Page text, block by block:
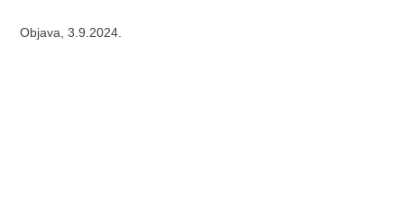
Objava, 3.9.2024.